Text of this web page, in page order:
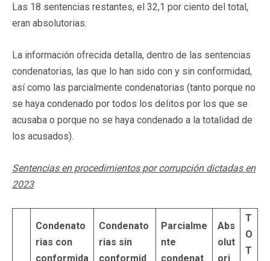
Las 18 sentencias restantes, el 32,1 por ciento del total,
eran absolutorias.
La información ofrecida detalla, dentro de las sentencias
condenatorias, las que lo han sido con y sin conformidad,
así como las parcialmente condenatorias (tanto porque no
se haya condenado por todos los delitos por los que se
acusaba o porque no se haya condenado a la totalidad de
los acusados).
Sentencias en procedimientos por corrupción dictadas en
2023
Condenato
rias con
conformida
Condenato
rias sin
conformid
Parcialme
nte
condenat
Abs
olut
ori
T
O
T